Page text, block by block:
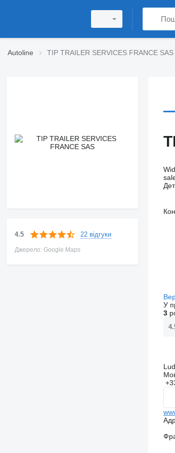
Autoline TIP TRAILER SERVICES FRANCE SAS
4.5 22 відгуки
Джерело: Google Maps
У
3